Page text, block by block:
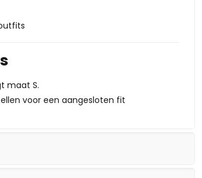
maat S.
voor een aangesloten fit